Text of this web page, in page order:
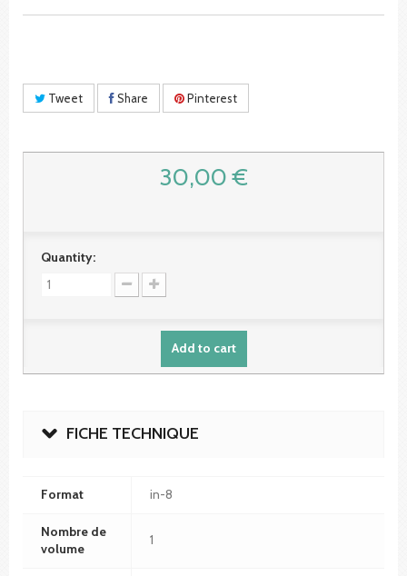
Tweet Share Pinterest
30,00 €
Quantity:
Add to cart
FICHE TECHNIQUE
Format in-8
Nombre de
volume
1